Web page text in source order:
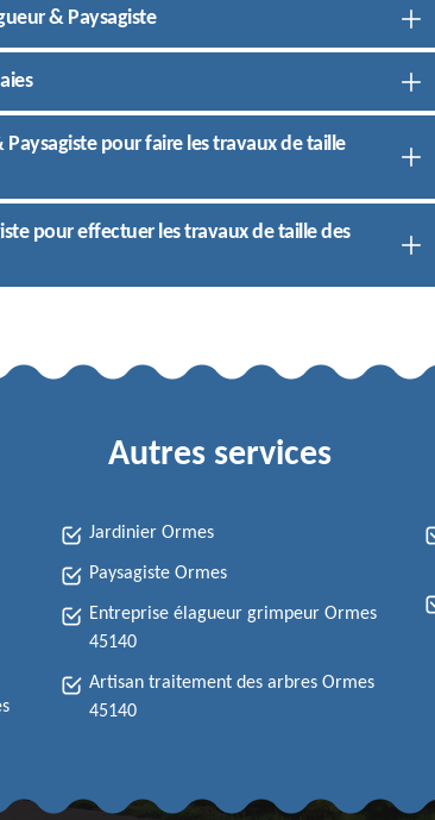
& Paysagiste
Paysagiste pour faire les travaux de taille
pour effectuer les travaux de taille des
Autres services
Jardinier Ormes
Paysagiste Ormes
Entreprise élagueur grimpeur Ormes
45140
Artisan traitement des arbres Ormes
45140